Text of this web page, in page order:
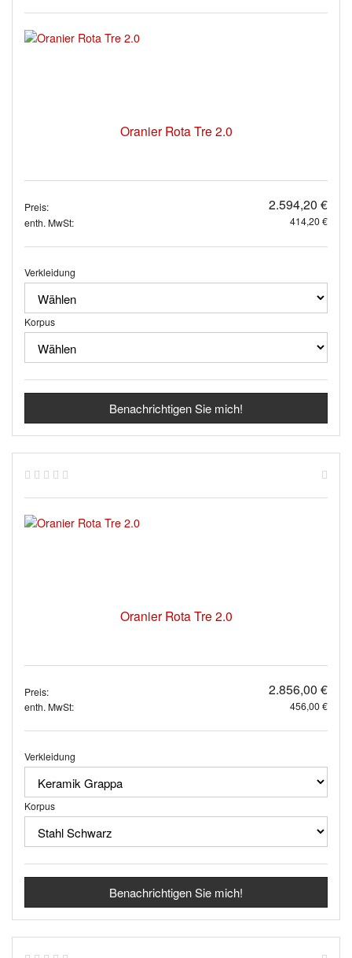
Oranier Rota Tre 2.0
Preis: 2.594,20 €
enth. MwSt: 414,20 €
Verkleidung
Korpus
Benachrichtigen Sie mich!
Oranier Rota Tre 2.0
Preis: 2.856,00 €
enth. MwSt: 456,00 €
Verkleidung
Korpus
Benachrichtigen Sie mich!